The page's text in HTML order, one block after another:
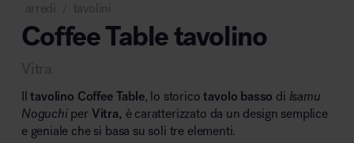
Area lounge e attesa
arredi tavolini
Coffee Table tavolino
Vitra
Iltavolino Coffee Table, lo storicotavolo basso di Isamu
Noguchi per Vitra, è caratterizzato da un design semplice
e geniale che si basa su soli tre elementi.